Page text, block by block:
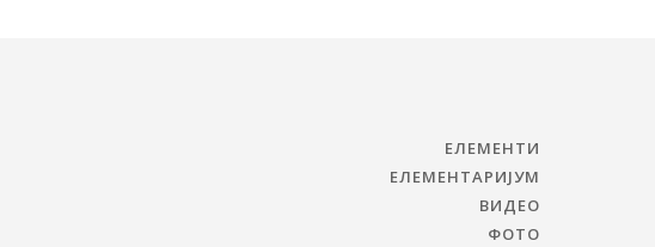
ЕЛЕМЕНТИ
ЕЛЕМЕНТАРИЈУМ
ВИДЕО
ФОТО